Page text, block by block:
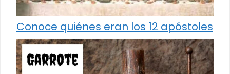
Conoce quiénes eran los 12 apóstoles